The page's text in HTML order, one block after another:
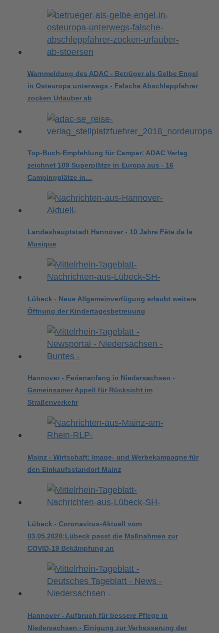
Warnmeldung des ADAC - Betrüger als Gelbe Engel
in Osteuropa unterwegs - Falsche Abschleppfahrer
zocken Urlauber ab
Top-Buch-Empfehlung für Camper: ADAC Verlag
zeichnet 109 Superplätze in Europa aus - 16
Campingplätze in…
Landeshauptstadt Hannover - 10 Jahre Fête de la
Musique
Lübeck - Neue Allgemeinverfügung erlaubt weitere
Öffnung der Kindertagesbetreuung
Hannover - Ferienanfang in Niedersachsen -
Gemeinsamer Appell für Rücksicht im
Straßenverkehr
Mainz - Wirtschaft: Image- und Werbekampagne für
den Einkaufsstandort Mainz
Lübeck - Coronavirus-Aktuell vom
03.05.2020:Lübeck passt die Maßnahmen zur
COVID-19 Bekämpfung an
Hannover - Aufbruch für bessere Pflege in
Niedersachsen - Einigung zur Verbesserung der